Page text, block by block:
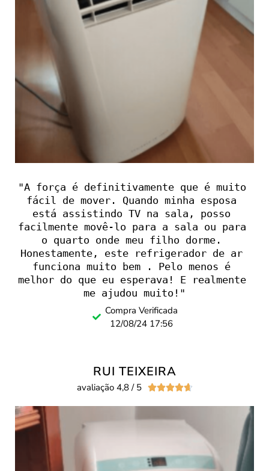
"A força é definitivamente que é muito
fácil de mover. Quando minha esposa
está assistindo TV na sala, posso
facilmente movê-lo para a sala ou para
o quarto onde meu filho dorme.
Honestamente, este refrigerador de ar
funciona muito bem . Pelo menos é
melhor do que eu esperava! E realmente
me ajudou muito!"
Compra Verificada
12/08/24 17:56
RUI TEIXEIRA
avaliação 4,8 / 5 